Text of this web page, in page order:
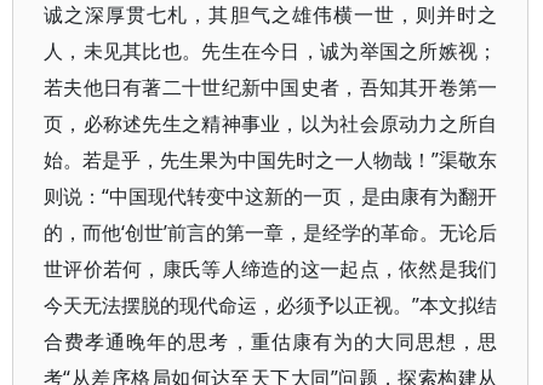
诚之深厚贯七札，其胆气之雄伟横一世，则并时之
人，未见其比也。先生在今日，诚为举国之所嫉视；
若夫他日有著二十世纪新中国史者，吾知其开卷第一
页，必称述先生之精神事业，以为社会原动力之所自
始。若是乎，先生果为中国先时之一人物哉！”渠敬东
则说：“中国现代转变中这新的一页，是由康有为翻开
的，而他‘创世’前言的第一章，是经学的革命。无论后
世评价若何，康氏等人缔造的这一起点，依然是我们
今天无法摆脱的现代命运，必须予以正视。”本文拟结
合费孝通晚年的思考，重估康有为的大同思想，思
考“从差序格局如何达至天下大同”问题，探索构建从